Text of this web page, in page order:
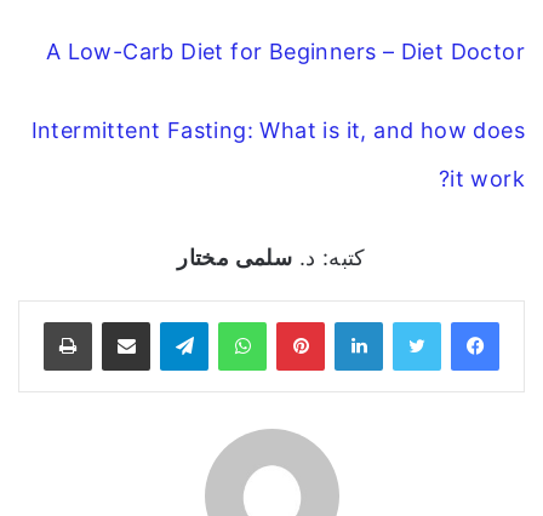
A Low-Carb Diet for Beginners – Diet Doctor
Intermittent Fasting: What is it, and how does
it work?
كتبه: د. سلمى مختار
فيسبوك تويتر لينكدإن بينتيريستواتساب تيلقرام مشاركة عبر البريد طباعة